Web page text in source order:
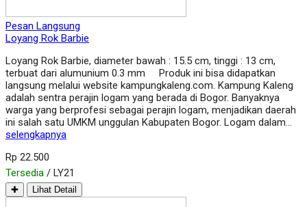
Pesan Langsung
Loyang Rok Barbie
Loyang Rok Barbie, diameter bawah : 15.5 cm, tinggi : 13 cm,
terbuat dari alumunium 0.3 mm Produk ini bisa didapatkan
langsung melalui website kampungkaleng.com. Kampung Kaleng
adalah sentra perajin logam yang berada di Bogor. Banyaknya
warga yang berprofesi sebagai perajin logam, menjadikan daerah
ini salah satu UMKM unggulan Kabupaten Bogor. Logam dalam…
selengkapnya
Rp 22.500
Tersedia / LY21
✚ Lihat Detail